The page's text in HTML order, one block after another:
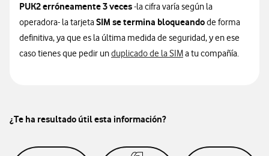
PUK2 erróneamente 3 veces-la cifra varía según la
operadora- la tarjetaSIM se termina bloqueandode forma
definitiva, ya que es la última medida de seguridad, y en ese
caso tienes que pedir unduplicado de la SIMa tu compañía.
¿Te ha resultado útil esta información?